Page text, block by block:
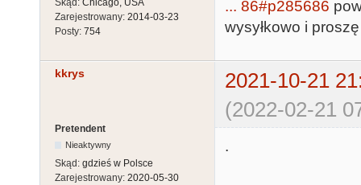
Skąd: Chicago, USA
Zarejestrowany: 2014-03-23
Posty: 754
... 86#p285686
wysyłkowo i
kkrys
2021-10-21
(2022-02-21
Pretendent
Nieaktywny
Skąd: gdzieś w Polsce
Zarejestrowany: 2020-05-30
.